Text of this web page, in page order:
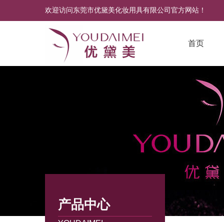
欢迎访问东莞市优黛美化妆用具有限公司官方网站！
首页
产品中心